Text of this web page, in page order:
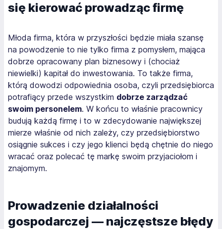
się kierować prowadząc firmę
Młoda firma, która w przyszłości będzie miała szansę
na powodzenie to nie tylko firma z pomysłem, mająca
dobrze opracowany plan biznesowy i (chociaż
niewielki) kapitał do inwestowania. To także firma,
którą dowodzi odpowiednia osoba, czyli przedsiębiorca
potrafiący przede wszystkim dobrze zarządzać
swoim personelem. W końcu to właśnie pracownicy
budują każdą firmę i to w zdecydowanie największej
mierze właśnie od nich zależy, czy przedsiębiorstwo
osiągnie sukces i czy jego klienci będą chętnie do niego
wracać oraz polecać tę markę swoim przyjaciołom i
znajomym.
Prowadzenie działalności
gospodarczej — najczęstsze błędy